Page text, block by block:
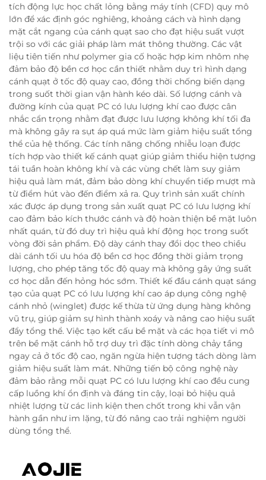
tích động lực học chất lỏng bằng máy tính (CFD) quy mô
lớn để xác định góc nghiêng, khoảng cách và hình dạng
mặt cắt ngang của cánh quạt sao cho đạt hiệu suất vượt
trội so với các giải pháp làm mát thông thường. Các vật
liệu tiên tiến như polymer gia cố hoặc hợp kim nhôm nhẹ
đảm bảo độ bền cơ học cần thiết nhằm duy trì hình dạng
cánh quạt ở tốc độ quay cao, đồng thời chống biến dạng
trong suốt thời gian vận hành kéo dài. Số lượng cánh và
đường kính của quạt PC có lưu lượng khí cao được cân
nhắc cẩn trọng nhằm đạt được lưu lượng không khí tối đa
mà không gây ra sụt áp quá mức làm giảm hiệu suất tổng
thể của hệ thống. Các tính năng chống nhiễu loạn được
tích hợp vào thiết kế cánh quạt giúp giảm thiểu hiện tượng
tái tuần hoàn không khí và các vùng chết làm suy giảm
hiệu quả làm mát, đảm bảo dòng khí chuyển tiếp mượt mà
từ điểm hút vào đến điểm xả ra. Quy trình sản xuất chính
xác được áp dụng trong sản xuất quạt PC có lưu lượng khí
cao đảm bảo kích thước cánh và độ hoàn thiện bề mặt luôn
nhất quán, từ đó duy trì hiệu quả khí động học trong suốt
vòng đời sản phẩm. Độ dày cánh thay đổi dọc theo chiều
dài cánh tối ưu hóa độ bền cơ học đồng thời giảm trọng
lượng, cho phép tăng tốc độ quay mà không gây ứng suất
cơ học dẫn đến hỏng hóc sớm. Thiết kế đầu cánh quạt sáng
tạo của quạt PC có lưu lượng khí cao áp dụng công nghệ
cánh nhỏ (winglet) được kế thừa từ ứng dụng hàng không
vũ trụ, giúp giảm sự hình thành xoáy và nâng cao hiệu suất
đẩy tổng thể. Việc tạo kết cấu bề mặt và các họa tiết vi mô
trên bề mặt cánh hỗ trợ duy trì đặc tính dòng chảy tầng
ngay cả ở tốc độ cao, ngăn ngừa hiện tượng tách dòng làm
giảm hiệu suất làm mát. Những tiến bộ công nghệ này
đảm bảo rằng mỗi quạt PC có lưu lượng khí cao đều cung
cấp luồng khí ổn định và đáng tin cậy, loại bỏ hiệu quả
nhiệt lượng từ các linh kiện then chốt trong khi vẫn vận
hành gần như im lặng, từ đó nâng cao trải nghiệm người
dùng tổng thể.